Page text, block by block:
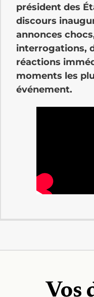
président des
discours
annonces
interrogations,
réactions
moments les
événement.
Vos